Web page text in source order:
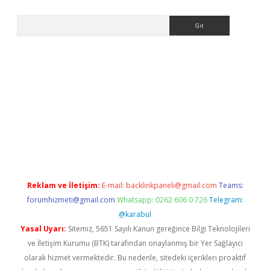
Reklam ve İletişim: E-mail: backlinkpaneli@gmail.com Teams:
forumhizmeti@gmail.com Whatsapp: 0262 606 0 726 Telegram:
@karabul
Yasal Uyarı: Sitemiz, 5651 Sayılı Kanun gereğince Bilgi Teknolojileri
ve İletişim Kurumu (BTK) tarafından onaylanmış bir Yer Sağlayıcı
olarak hizmet vermektedir. Bu nedenle, sitedeki içerikleri proaktif